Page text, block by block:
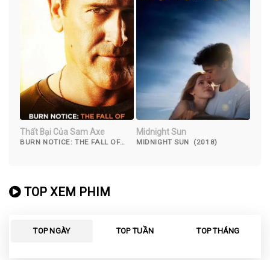
Thất Bại Của Sam Axe
BURN NOTICE: THE FALL OF
Midnight Sun
MIDNIGHT SUN (2018)
TOP XEM PHIM
TOP NGÀY TOP TUẦN TOP THÁNG